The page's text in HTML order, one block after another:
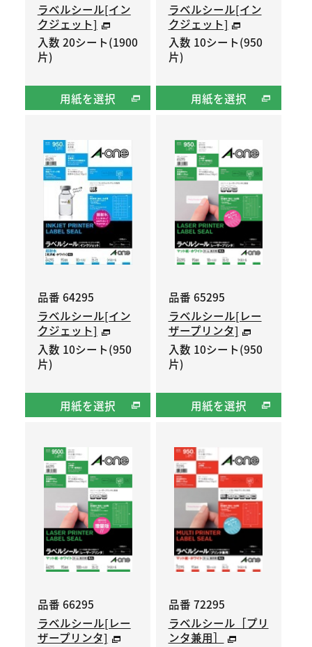
ラベルシール[イン
クジェット]
入数 20シート(1900
片)
用紙を選択
ラベルシール[イン
クジェット]
入数 10シート(950
片)
用紙を選択
品番 64295
ラベルシール[イン
クジェット]
入数 10シート(950
片)
用紙を選択
品番 65295
ラベルシール[レー
ザープリンタ]
入数 10シート(950
片)
用紙を選択
品番 66295
ラベルシール[レー
ザープリンタ]
品番 72295
ラベルシール［プリ
ンタ兼用］